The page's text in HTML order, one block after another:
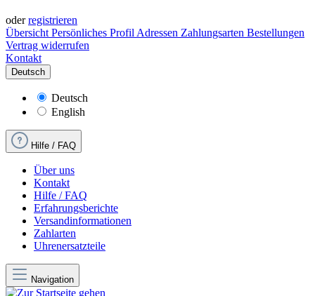
oderregistrieren
Übersicht Persönliches Profil Adressen Zahlungsarten Bestellungen
Vertrag widerrufen
Kontakt
Deutsch
Deutsch
English
Hilfe / FAQ
Über uns
Kontakt
Hilfe / FAQ
Erfahrungsberichte
Versandinformationen
Zahlarten
Uhrenersatzteile
Navigation